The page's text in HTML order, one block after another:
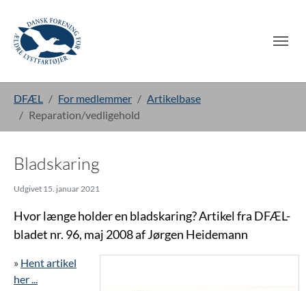
DFÆL For medlemmer
Artikelbase
Reparation/vedligehold
Bladskaring
Udgivet 15. januar 2021
Hvor længe holder en bladskaring? Artikel fra DFÆL-
bladet nr. 96, maj 2008 af Jørgen Heidemann
» Hent artikel
her ...